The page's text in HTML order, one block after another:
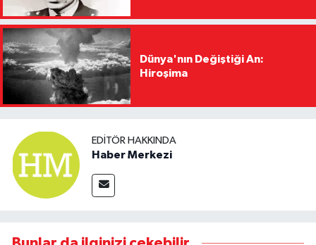
Dünya'nın Değiştiği An:
Hiroşima
EDITÖR HAKKINDA
Haber Merkezi